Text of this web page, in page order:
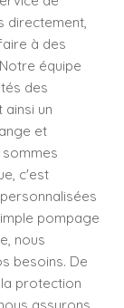
directement,
à des
équipe
des
un
et
c'est
pompage
nous
besoins. De
protection